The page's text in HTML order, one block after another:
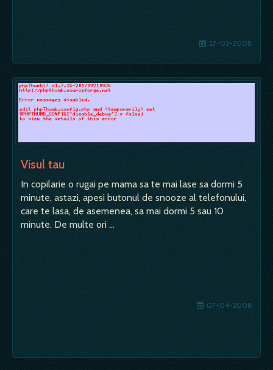
27-03-2008
Visul tau
In copilarie o rugai pe mama sa te mai lase sa dormi 5
minute, astazi, apesi butonul de snooze al telefonului,
care te lasa, de asemenea, sa mai dormi 5 sau 10
minute. De multe ori …
07-04-2008